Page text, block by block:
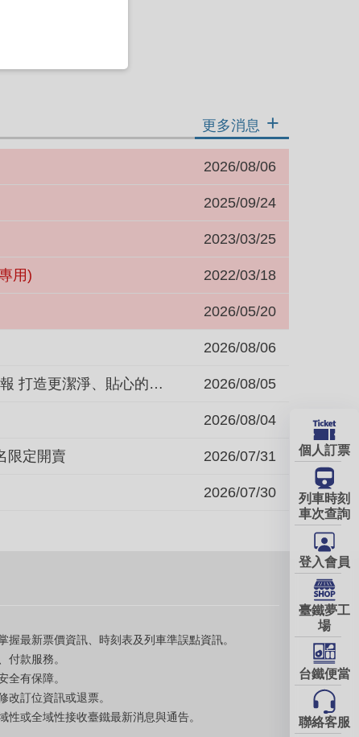
更多消息
2026/08/06
2025/09/24
2023/03/25
用) 2022/03/18
2026/05/20
2026/08/06
臺鐵公司3000型新自強號列車推出「車廂清潔通報服務」 掃描QR Code即時通報 打造更潔淨、貼心的乘車體驗 2026/08/05
2026/08/04
限定開賣 2026/07/31
2026/07/30
握最新票價資訊、時刻表及列車準誤點資訊。
付款服務。
全有保障。
改訂位資訊或退票。
性或全域性接收臺鐵最新消息與通告。
個人訂票
列車時刻
車次查詢
登入會員
臺鐵夢工
場
台鐵便當
聯絡客服